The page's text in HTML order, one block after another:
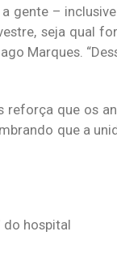
gente –
seja qual
Marques.
que os
que a
do hospital